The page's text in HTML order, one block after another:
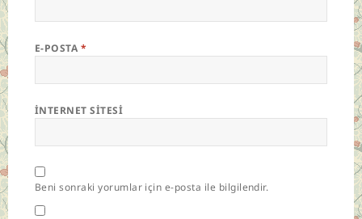
E-POSTA *
İNTERNET SITESI
Beni sonraki yorumlar için e-posta ile bilgilendir.